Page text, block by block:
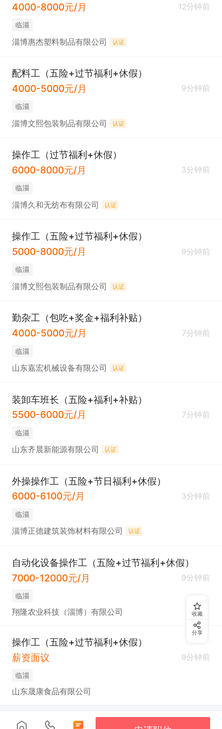
4000-8000元/月
12分钟前
临淄
淄博惠杰塑料制品有限公司 认证
配料工（五险+过节福利+休假）
4000-5000元/月
9分钟前
临淄
淄博文熙包装制品有限公司 认证
操作工（过节福利+休假）
6000-8000元/月
3分钟前
临淄
淄博久和无纺布有限公司 认证
操作工（五险+过节福利+休假）
5000-8000元/月
9分钟前
临淄
淄博文熙包装制品有限公司 认证
勤杂工（包吃+奖金+福利补贴）
4000-5000元/月
7分钟前
临淄
山东嘉宏机械设备有限公司 认证
装卸车班长（五险+福利+补贴）
5500-6000元/月
7分钟前
临淄
山东齐晨新能源有限公司 认证
外操操作工（五险+节日福利+休假）
6000-6100元/月
3分钟前
临淄
淄博正德建筑装饰材料有限公司 认证
自动化设备操作工（五险+过节福利+休假）
7000-12000元/月
9分钟前
临淄
翔隆农业科技（淄博）有限公司
操作工（五险+过节福利+休假）
薪资面议
9分钟前
临淄
山东晟康食品有限公司
收藏
分享